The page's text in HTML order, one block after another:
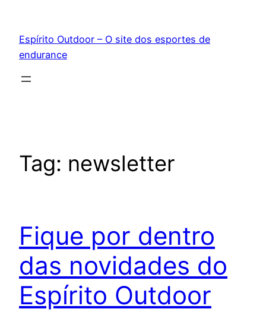
conteúdo
Espírito Outdoor – O site dos esportes de
endurance
Tag: newsletter
Fique por dentro
das novidades do
Espírito Outdoor